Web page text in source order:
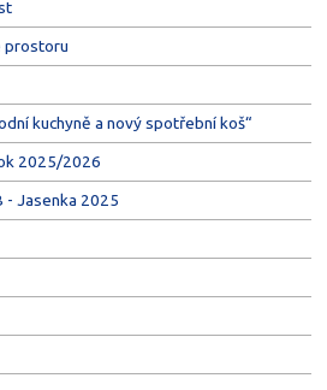
prostoru
kuchyně a nový spotřební koš“
2025/2026
- Jasenka 2025